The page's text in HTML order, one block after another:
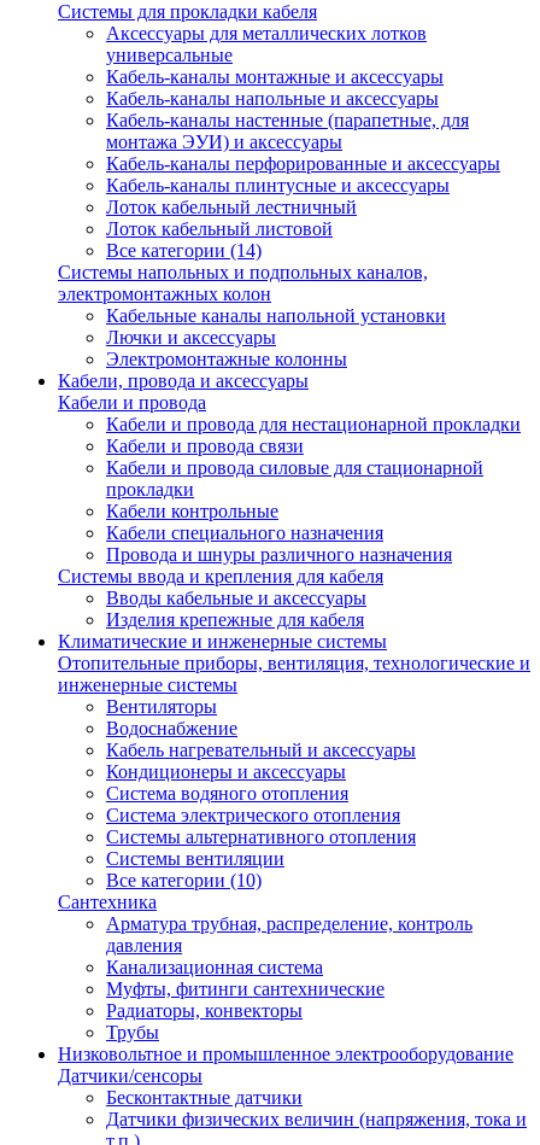
Системы для прокладки кабеля
Аксессуары для металлических лотков
универсальные
Кабель-каналы монтажные и аксессуары
Кабель-каналы напольные и аксессуары
Кабель-каналы настенные (парапетные, для
монтажа ЭУИ) и аксессуары
Кабель-каналы перфорированные и аксессуары
Кабель-каналы плинтусные и аксессуары
Лоток кабельный лестничный
Лоток кабельный листовой
Все категории (14)
Системы напольных и подпольных каналов,
электромонтажных колон
Кабельные каналы напольной установки
Лючки и аксессуары
Электромонтажные колонны
Кабели, провода и аксессуары
Кабели и провода
Кабели и провода для нестационарной прокладки
Кабели и провода связи
Кабели и провода силовые для стационарной
прокладки
Кабели контрольные
Кабели специального назначения
Провода и шнуры различного назначения
Системы ввода и крепления для кабеля
Вводы кабельные и аксессуары
Изделия крепежные для кабеля
Климатические и инженерные системы
Отопительные приборы, вентиляция, технологические и
инженерные системы
Вентиляторы
Водоснабжение
Кабель нагревательный и аксессуары
Кондиционеры и аксессуары
Система водяного отопления
Система электрического отопления
Системы альтернативного отопления
Системы вентиляции
Все категории (10)
Сантехника
Арматура трубная, распределение, контроль
давления
Канализационная система
Муфты, фитинги сантехнические
Радиаторы, конвекторы
Трубы
Низковольтное и промышленное электрооборудование
Датчики/сенсоры
Бесконтактные датчики
Датчики физических величин (напряжения, тока и
т.п.)